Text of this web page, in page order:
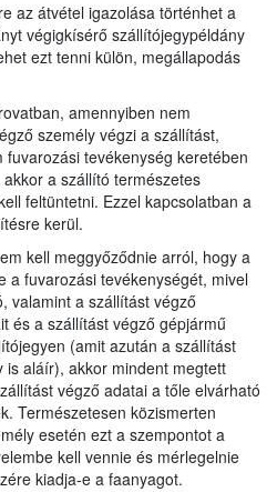
az átvétel igazolása történhet a
végigkísérő szállítójegypéldány
ezt tenni külön, megállapodás
amennyiben nem
személy végzi a szállítást,
tevékenység keretében
a szállító természetes
feltüntetni. Ezzel kapcsolatban a
kerül.
kell meggyőződnie arról, hogy a
a fuvarozási tevékenységét, mivel
valamint a szállítást végző
és a szállítást végző gépjármű
(amit azután a szállítást
is aláír), akkor mindent megtett
végző adatai a tőle elvárható
Természetesen közismerten
esetén ezt a szempontot a
kell vennie és mérlegelnie
kiadja-e a faanyagot.